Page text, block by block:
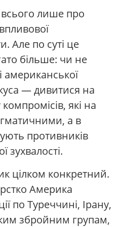
лише про
Але по суті це
більше: чи не
американської
— дивитися на
які на
а в
противників
зухвалості.
цілком конкретний.
Америка
по Туреччині, Ірану,
збройним групам,